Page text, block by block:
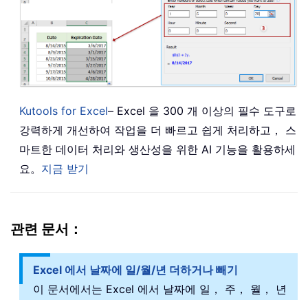
Kutools for Excel– Excel 을 300 개 이상의 필수 도구로
강력하게 개선하여 작업을 더 빠르고 쉽게 처리하고， 스
마트한 데이터 처리와 생산성을 위한 AI 기능을 활용하세
요。 지금 받기
관련 문서：
Excel 에서 날짜에 일/월/년 더하거나 빼기
이 문서에서는 Excel 에서 날짜에 일， 주， 월， 년